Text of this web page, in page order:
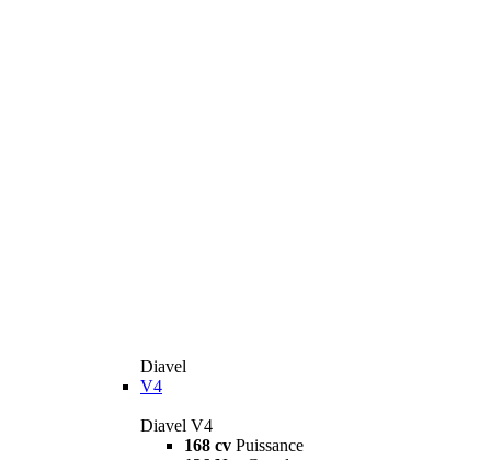
Diavel
V4
Diavel V4
168 cv Puissance